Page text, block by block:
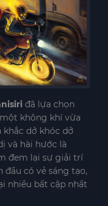
đã lựa chọn
không khí vừa
dở khóc dở
và hài hước là
đem lại sự giải trí
đầu có vẻ sáng tạo,
nhiều bất cập nhất